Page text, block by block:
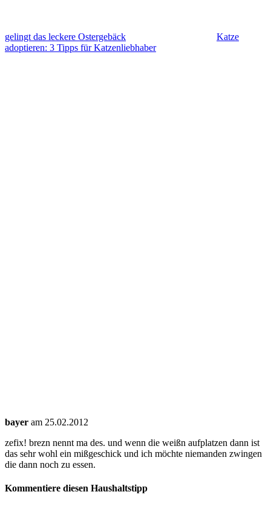
gelingt das leckere Ostergebäck
Katze
adoptieren: 3 Tipps für Katzenliebhaber
bayer am 25.02.2012
zefix! brezn nennt ma des. und wenn die weißn aufplatzen dann ist
das sehr wohl ein mißgeschick und ich möchte niemanden zwingen
die dann noch zu essen.
Kommentiere diesen Haushaltstipp